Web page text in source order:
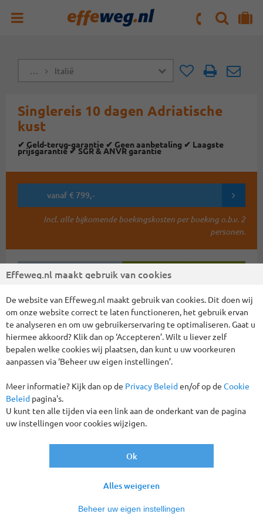
ZOEKENNAAR 'MIJN REIS' OMGEVING
… Italië Doorsturen
Singlereis 10 dagen Adriatische
kust
✔ Geld-terug-garantie ✔ Geen aanbetaling ✔ Laagste
prijsgarantie ✔ SGR & ANVR garantie
vanaf € 799,-
Incl. alle bijkomende boekingskosten per boeking o.b.v. 2
personen.
Vertrekgaranties!
Een schitterende singlereis naar de Adriatische kust,
uiteraard zonder toeslag voor uw 1-persoonskamer. Vanuit
mee langs de prachtige Adriatische kust. We brengen een
bezoek aan de populaire badplaats Rimini en bezoeken het
dagtocht naar het kleinste staatje ter wereld, San Marino,
belastingvrij kunt inkopen. We nemen u maar naar Bologna,
Effeweg.nl maakt gebruik van cookies
De website van Effeweg.nl maakt gebruik van cookies. Dit doen wij
om onze website correct te laten functioneren, het gebruik ervan
te analyseren en om uw gebruikerservaring te optimaliseren. Gaat u
hiermee akkoord? Klik dan op ‘Accepteren’. Wilt u liever zelf
bepalen welke cookies wij plaatsen, dan kunt u uw voorkeuren
aanpassen via ‘Beheer uw eigen instellingen’.
Meer informatie? Kijk dan op de Privacy Beleiden/of op de Cookie
Beleid pagina's.
U kunt ten alle tijden via een link aan de onderkant van de pagina
uw instellingen voor cookies wijzigen.
Beheer uw eigen instellingen
Alles weigeren
Ok